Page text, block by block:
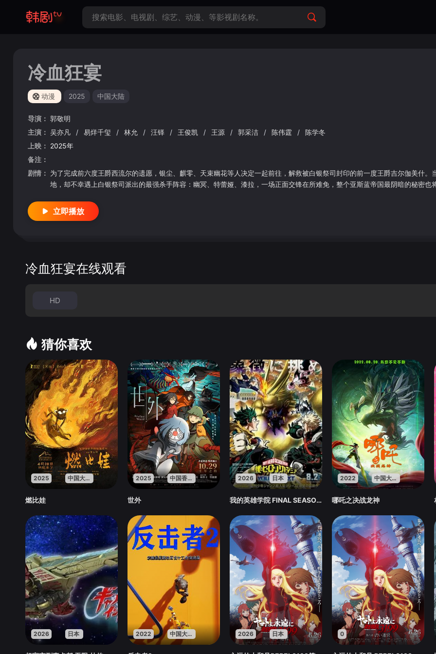
冷血狂宴
动漫 2025 中国大陆
导演： 郭敬明
主演： 吴亦凡 / 易烊千玺 / 林允 / 汪铎 / 王俊凯 / 王源 / 郭采洁 / 陈伟霆 /
陈学冬
上映： 2025年
备注：
剧情： 为了完成前六度王爵西流尔的遗愿，银尘、麒零、天束幽花等人决定一起前往，解救被白银祭司封印的前一度王爵吉尔伽美什。
地，却不幸遇上白银祭司派出的最强杀手阵容：幽冥、特蕾娅、漆拉，一场正面交锋在所难免，整个亚斯蓝帝国最阴暗的秘密也
立即播放
冷血狂宴在线观看
HD
猜你喜欢
2025 中国大陆
燃比娃
2025 中国香港
世外
2026 日本
我的英雄学院 FINAL SEASON 特别篇
2022 中国大陆
哪吒之决战龙神
2026 日本 2022 中国大陆 2026 日本 0